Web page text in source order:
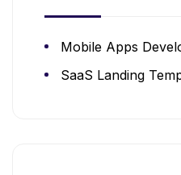
Mobile Apps
SaaS Landing